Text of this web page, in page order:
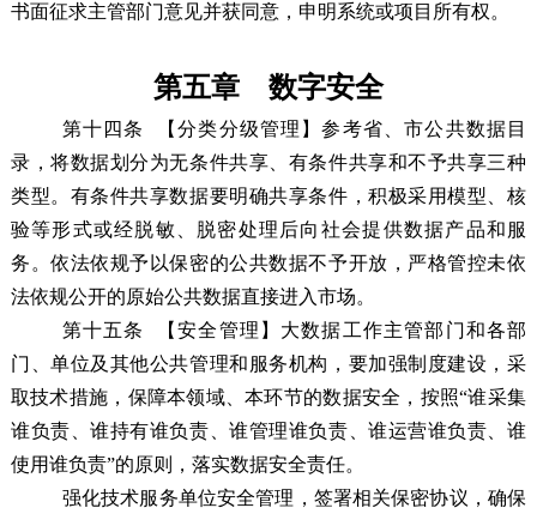
书面征求主管部门意见并获同意，申明系统或项目所有权。
第五章 数字安全
第十四条
【分类分级管理】参考省、市公共数据目
录，将数据划分为无条件共享、有条件共享和不予共享三种
类型。有条件共享数据要明确共享条件，积极采用模型、核
验等形式或经脱敏、脱密处理后向社会提供数据产品和服
务。依法依规予以保密的公共数据不予开放，严格管控未依
法依规公开的原始公共数据直接进入市场。
第十五条
【安全管理 】 大数据工作主管部门和各部
门、单位及其他公共管理和服务机构，要加强制度建设，采
取技术措施，保障本领域、本环节的数据安全，按照“谁采集
谁负责、谁持有谁负责、谁管理谁负责、谁运营谁负责、谁
使用谁负责”的原则，落实数据安全责任。
强化技术服务单位安全管理，签署相关保密协议，确保